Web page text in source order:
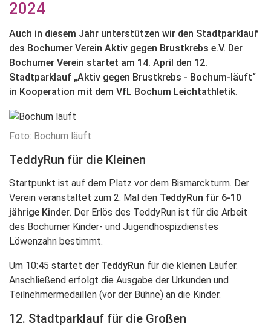
2024
Auch in diesem Jahr unterstützen wir den Stadtparklauf
des Bochumer Verein Aktiv gegen Brustkrebs e.V. Der
Bochumer Verein startet am 14. April den 12.
Stadtparklauf „Aktiv gegen Brustkrebs - Bochum-läuft“
in Kooperation mit dem VfL Bochum Leichtathletik.
Foto: Bochum läuft
TeddyRun für die Kleinen
Startpunkt ist auf dem Platz vor dem Bismarckturm. Der
Verein veranstaltet zum 2. Mal den TeddyRun für 6-10
jährige Kinder. Der Erlös des TeddyRun ist für die Arbeit
des Bochumer Kinder- und Jugendhospizdienstes
Löwenzahn bestimmt.
Um 10:45 startet der TeddyRun für die kleinen Läufer.
Anschließend erfolgt die Ausgabe der Urkunden und
Teilnehmermedaillen (vor der Bühne) an die Kinder.
12. Stadtparklauf für die Großen